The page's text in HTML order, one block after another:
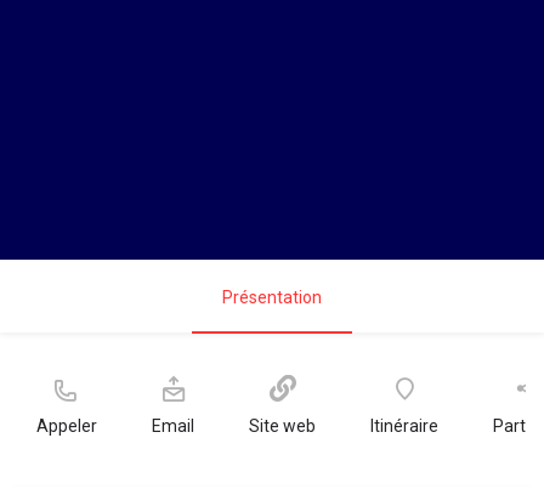
Présentation
Appeler Email Site web Itinéraire